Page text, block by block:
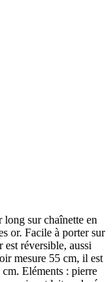
sur chaînette en
or. Facile à porter sur
réversible, aussi
mesure 55 cm, il est
Eléments : pierre